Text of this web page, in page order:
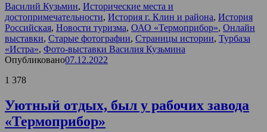
Василий Кузьмин, Исторические места и
достопримечательности, История г. Клин и района, История
Российская, Новости туризма, ОАО «Термоприбор», Онлайн
выставки, Старые фотографии, Страницы истории, Турбаза
«Истра», Фото-выставки Василия Кузьмина
Опубликовано07.12.2022
1 378
Уютный отдых, был у рабочих завода
«Термоприбор»